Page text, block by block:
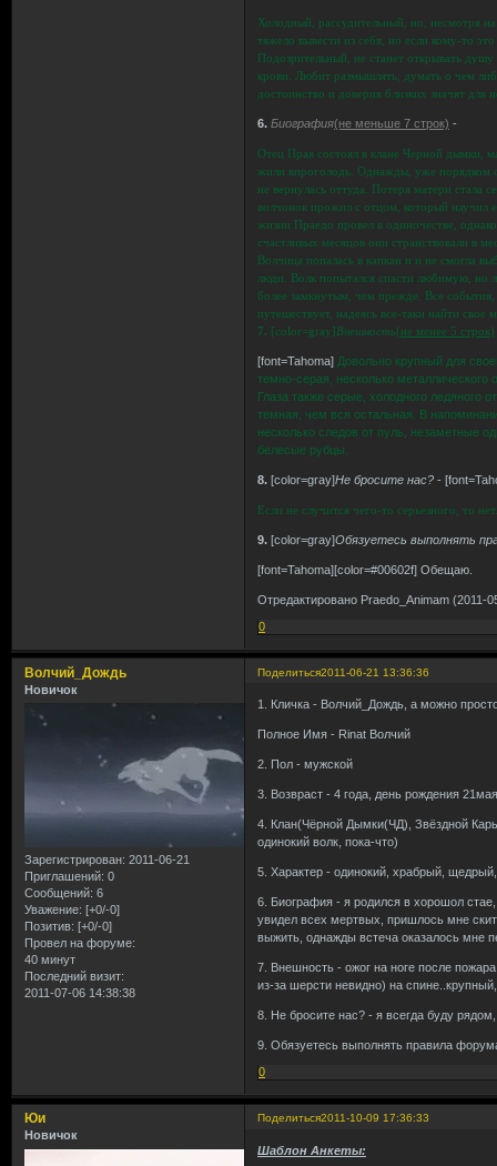
Холодный, рассудительный, но, несмотря
тяжело вывести из себя, но если кому-то
Подозрительный, не станет открывать
крови. Любит размышлять, думать о чем
достоинство и доверия близких значят для
6. Биография(не меньше 7 строк) -
Отец Прая состоял в клане Черной дымки,
жили впроголодь. Однажды, уже порядком
не вернулась оттуда. Потеря матери стала
волчонок прожил с отцом, который научил
жизни Праедо провел в одиночестве,
счастливых месяцов они странствовали в
Волчица попалась в капкан и и не смогла
люди. Волк попытался спасти любимую, но
более замкнутым, чем прежде. Все
путешествует, надеясь все-таки найти
7. [color=gray]Внешность(не менее 5 строк)
[font=Tahoma] Довольно крупный для
темно-серая, несколько металлического
Глаза также серые, холодного ледяного
темная, чем вся остальная. В
несколько следов от пуль, незаметные
белесые рубцы.
8. [color=gray]Не бросите нас? -
Если не случится чего-то серьезного, то
9. [color=gray]Обязуетесь выполнять
[font=Tahoma][color=#00602f] Обещаю.
Отредактировано Praedo_Animam (2011-
0
Поделиться2011-06-21 13:36:36
Волчий_Дождь
Новичок
Зарегистрирован: 2011-06-21
Приглашений: 0
Сообщений: 6
Уважение: [+0/-0]
Позитив: [+0/-0]
Провел на форуме:
40 минут
Последний визит:
2011-07-06 14:38:38
1. Кличка - Волчий_Дождь, а можно
Полное Имя - Rinat Волчий
2. Пол - мужской
3. Возвраст - 4 года, день рождения
4. Клан(Чёрной Дымки(ЧД), Звёздной
одинокий волк, пока-что)
5. Характер - одинокий, храбрый,
6. Биография - я родился в хорошол
увидел всех мертвых, пришлось мне
выжить, однажды встеча оказалось мне
7. Внешность - ожог на ноге после
из-за шерсти невидно) на спине..крупный,
8. Не бросите нас? - я всегда буду
9. Обязуетесь выполнять правила
0
Поделиться2011-10-09 17:36:33
Юи
Новичок
Шаблон Анкеты: